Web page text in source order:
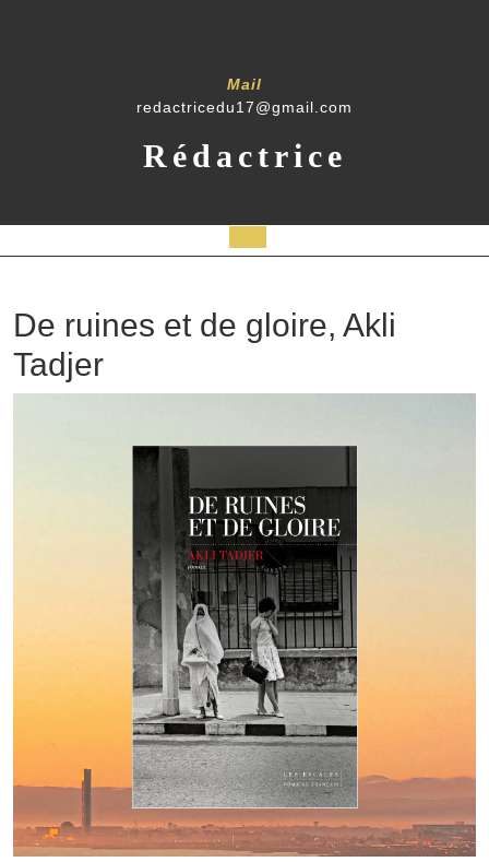
Mail
redactricedu17@gmail.com
Rédactrice
De ruines et de gloire, Akli
Tadjer